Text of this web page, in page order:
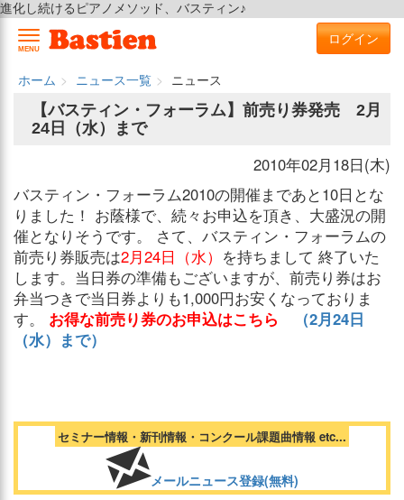
進化し続けるピアノメソッド、バスティン♪
MENU
ログイン
ホーム ニュース一覧
ニュース
【バスティン・フォーラム】前売り券発売 2月
24日（水）まで
2010年02月18日(木)
バスティン・フォーラム2010の開催まであと10日とな
りました！ お蔭様で、続々お申込を頂き、大盛況の開
催となりそうです。 さて、バスティン・フォーラムの
前売り券販売は2月24日（水） を持ちまして 終了いた
します。当日券の準備もございますが、前売り券はお
弁当つきで当日券よりも1,000円お安くなっておりま
す。 お得な前売り券のお申込はこちら （2月24日
（水）まで）
セミナー情報・新刊情報・コンクール課題曲情報 etc...
メールニュース登録(無料)